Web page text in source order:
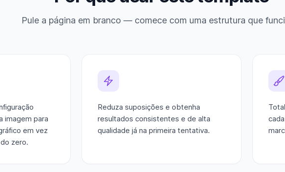
Pule a página em branco — comece com uma estrutura que
imagem para
em vez
zero.
Reduza suposições e obtenha
resultados consistentes e de alta
qualidade já na primeira tentativa.